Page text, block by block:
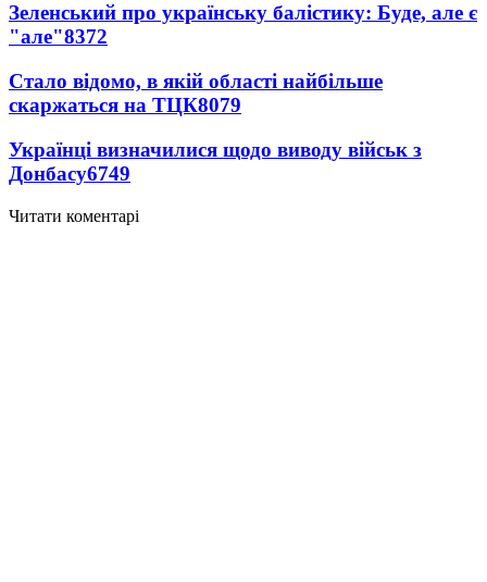
Зеленський про українську балістику: Буде, але є
"але"8372
Стало відомо, в якій області найбільше
скаржаться на ТЦК8079
Українці визначилися щодо виводу військ з
Донбасу6749
Читати коментарі